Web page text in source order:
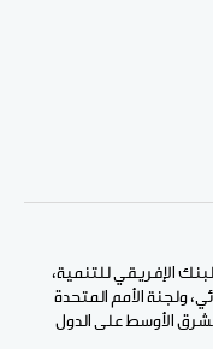
الإفريقي للتنمية،
ولجنة الأمم المتحدة
الشرق الأوسط على الدول